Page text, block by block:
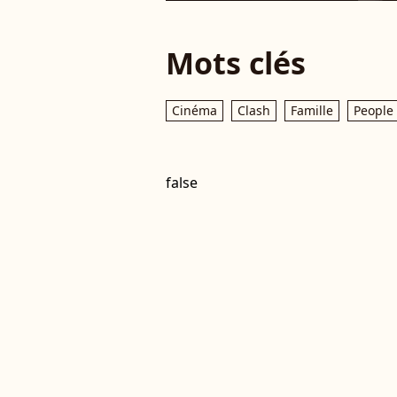
Mots clés
Cinéma Clash Famille People
false